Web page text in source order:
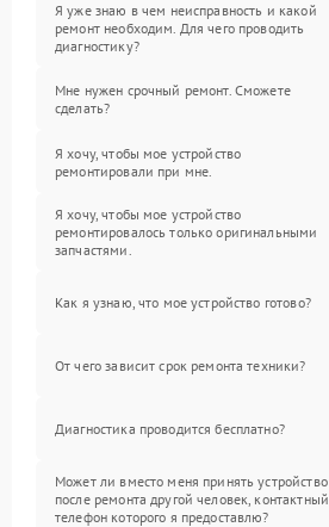
Я уже знаю в чем неисправность и какой
ремонт необходим. Для чего проводить
диагностику?
Мне нужен срочный ремонт. Сможете
сделать?
Я хочу, чтобы мое устройство
ремонтировали при мне.
Я хочу, чтобы мое устройство
ремонтировалось только оригинальными
запчастями.
Как я узнаю, что мое устройство готово?
От чего зависит срок ремонта техники?
Диагностика проводится бесплатно?
Может ли вместо меня принять устройство
после ремонта другой человек, контактный
телефон которого я предоставлю?